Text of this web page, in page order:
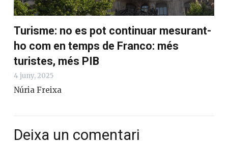
Turisme: no es pot continuar mesurant-
ho com en temps de Franco: més
turistes, més PIB
4 juny, 2025
Núria Freixa
Deixa un comentari